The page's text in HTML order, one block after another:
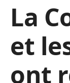
La
et
ont